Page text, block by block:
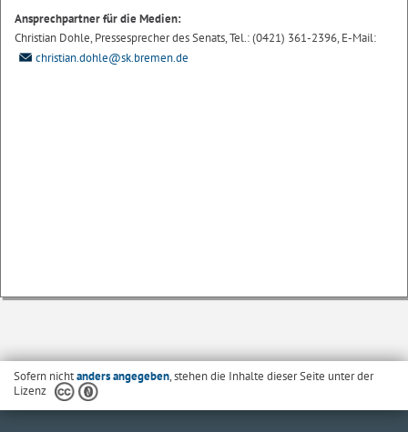
Ansprechpartner für die Medien:
Christian Dohle, Pressesprecher des Senats, Tel.: (0421) 361-2396, E-Mail:
christian.dohle@sk.bremen.de
Sofern nichtanders angegeben, stehen die Inhalte dieser Seite unter der
Lizenz